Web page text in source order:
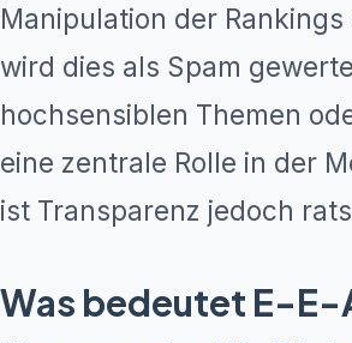
Manipulation der
wird dies als Spam
hochsensiblen Themen
eine zentrale Rolle in der
ist Transparenz jedoch
Was bedeutet E-E-